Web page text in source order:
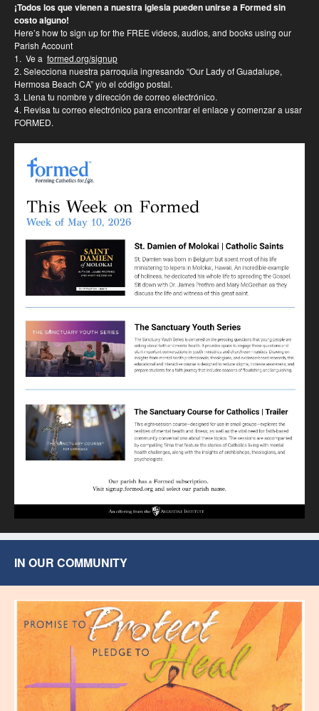
¡Todos los que vienen a nuestra iglesia pueden unirse a Formed sin
costo alguno!
Here’s how to sign up for the FREE videos, audios, and books using our
Parish Account
1. Ve a formed.org/signup
2. Selecciona nuestra parroquia ingresando “Our Lady of Guadalupe,
Hermosa Beach CA” y/o el código postal.
3. Llena tu nombre y dirección de correo electrónico.
4. Revisa tu correo electrónico para encontrar el enlace y comenzar a usar
FORMED.
IN OUR COMMUNITY